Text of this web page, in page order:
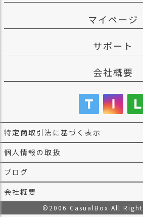
マイページ
サポート
会社概要
特定商取引法に基づく表示
個人情報の取扱
ブログ
会社概要
©2006 CasualBox All